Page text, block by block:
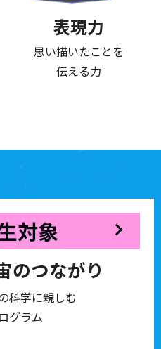
表現力
思い描いたことを
伝える力
対象
のつながり
科学に親しむ
グラム